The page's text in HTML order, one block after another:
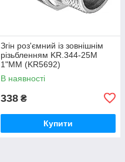
Згін роз'ємний із зовнішнім
різьбленням KR.344-25M
1"MM (KR5692)
В наявності
338 ₴
Купити